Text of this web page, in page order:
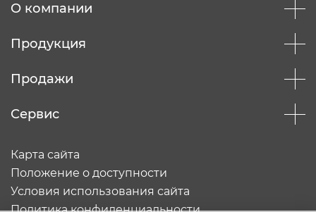
О компании
Продукция
Продажи
Сервис
Карта сайта
Положение о доступности
Условия использования сайта